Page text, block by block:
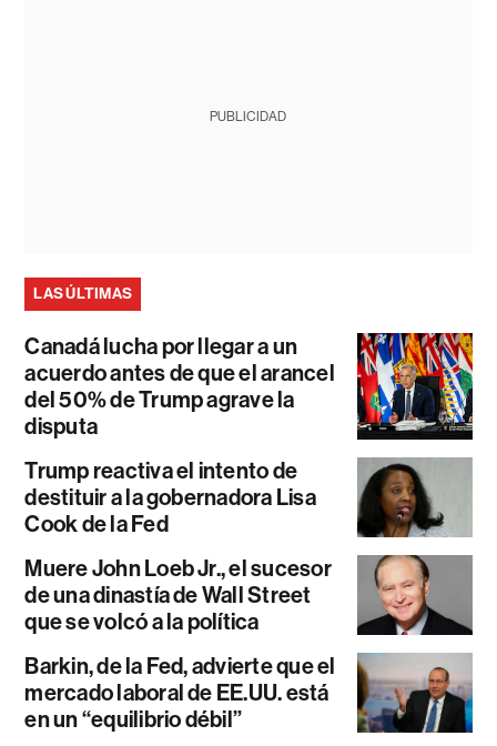
PUBLICIDAD
LAS ÚLTIMAS
Canadá lucha por llegar a un
acuerdo antes de que el arancel
del 50% de Trump agrave la
disputa
Trump reactiva el intento de
destituir a la gobernadora Lisa
Cook de la Fed
Muere John Loeb Jr., el sucesor
de una dinastía de Wall Street
que se volcó a la política
Barkin, de la Fed, advierte que el
mercado laboral de EE.UU. está
en un “equilibrio débil”